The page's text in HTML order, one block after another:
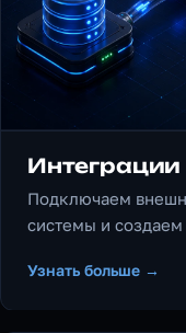
Интеграции
Подключаем
системы и
Узнать больше →